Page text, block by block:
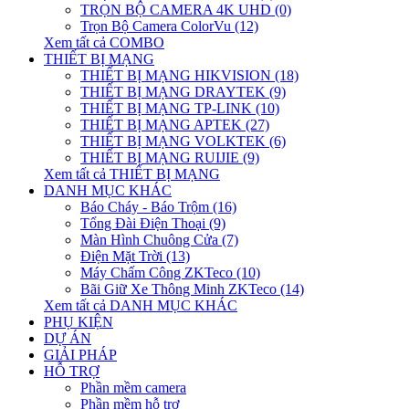
TRỌN BỘ CAMERA 4K UHD (0)
Trọn Bộ Camera ColorVu (12)
Xem tất cả COMBO
THIẾT BỊ MẠNG
THIẾT BỊ MẠNG HIKVISION (18)
THIẾT BỊ MẠNG DRAYTEK (9)
THIẾT BỊ MẠNG TP-LINK (10)
THIẾT BỊ MẠNG APTEK (27)
THIẾT BỊ MẠNG VOLKTEK (6)
THIẾT BỊ MẠNG RUIJIE (9)
Xem tất cả THIẾT BỊ MẠNG
DANH MỤC KHÁC
Báo Cháy - Báo Trộm (16)
Tổng Đài Điện Thoại (9)
Màn Hình Chuông Cửa (7)
Điện Mặt Trời (13)
Máy Chấm Công ZKTeco (10)
Bãi Giữ Xe Thông Minh ZKTeco (14)
Xem tất cả DANH MỤC KHÁC
PHỤ KIỆN
DỰ ÁN
GIẢI PHÁP
HỖ TRỢ
Phần mềm camera
Phần mềm hỗ trợ